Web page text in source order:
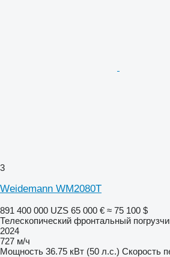
3
Weidemann WM2080T
891 400 000 UZS 65 000 € ≈ 75 100 $
Телескопический фронтальный
2024
727 м/ч
Мощность 36.75 кВт (50 л.с.) Скорость